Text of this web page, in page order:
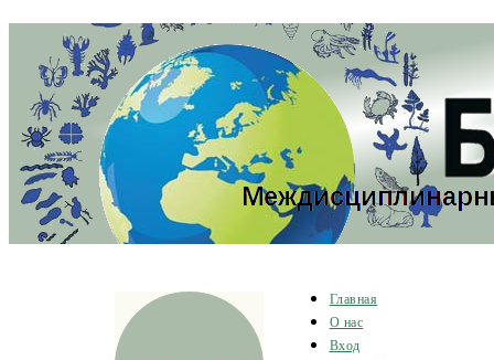
Главная
О нас
Вход